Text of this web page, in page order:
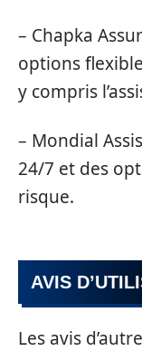
– Chapka
options
y compris
– Mondial
24/7 et des
risque.
AVIS
Les avis